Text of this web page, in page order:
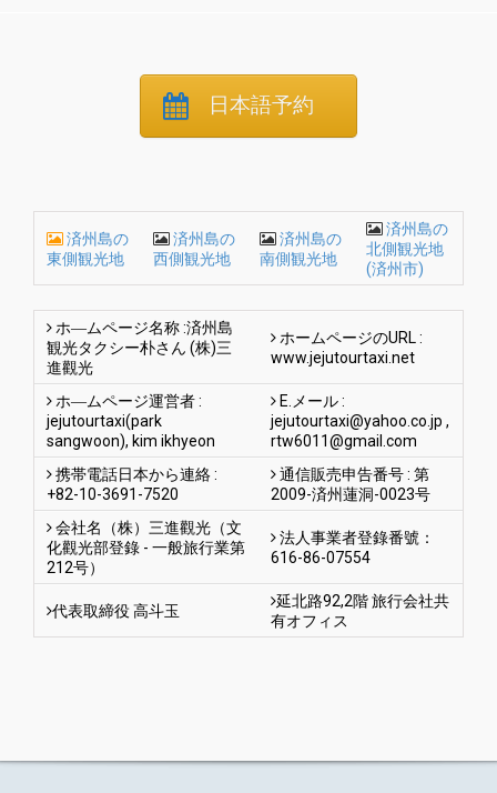
日本語予約
済州島の
東側観光地
済州島の
西側観光地
済州島の
南側観光地
済州島の
北側観光地
(済州市)
ホ―ムページ名称 :済州島
観光タクシー朴さん (株)三
進觀光
ホームページのURL :
www.jejutourtaxi.net
ホ―ムページ運営者 :
jejutourtaxi(park
sangwoon), kim ikhyeon
E.メール :
jejutourtaxi@yahoo.co.jp ,
rtw6011@gmail.com
携帯電話日本から連絡 :
+82-10-3691-7520
通信販売申告番号 : 第
2009-済州蓮洞-0023号
会社名（株）三進觀光（文
化觀光部登錄 - 一般旅行業第
212号）
法人事業者登錄番號：
616-86-07554
代表取締役 高斗玉
延北路92,2階 旅行会社共
有オフィス